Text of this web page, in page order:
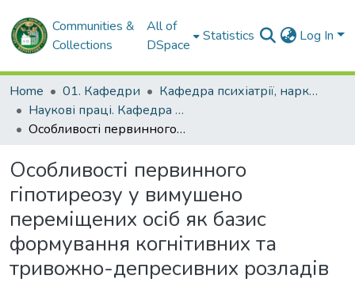
Communities &
Collections
All of
DSpace
Statistics Log In
Home 01. Кафедри
Кафедра психіатрії, наркології, медичної психології та соціальної роботи
Наукові праці. Кафедра психіатрії, наркології, медичної психології та соціальної роботи
Особливості первинного гіпотиреозу у вимушено переміщених осіб як базис формування когнітивних та тривожно-депресивних розладів
Особливості первинного
гіпотиреозу у вимушено
переміщених осіб як базис
формування когнітивних та
тривожно-депресивних розладів